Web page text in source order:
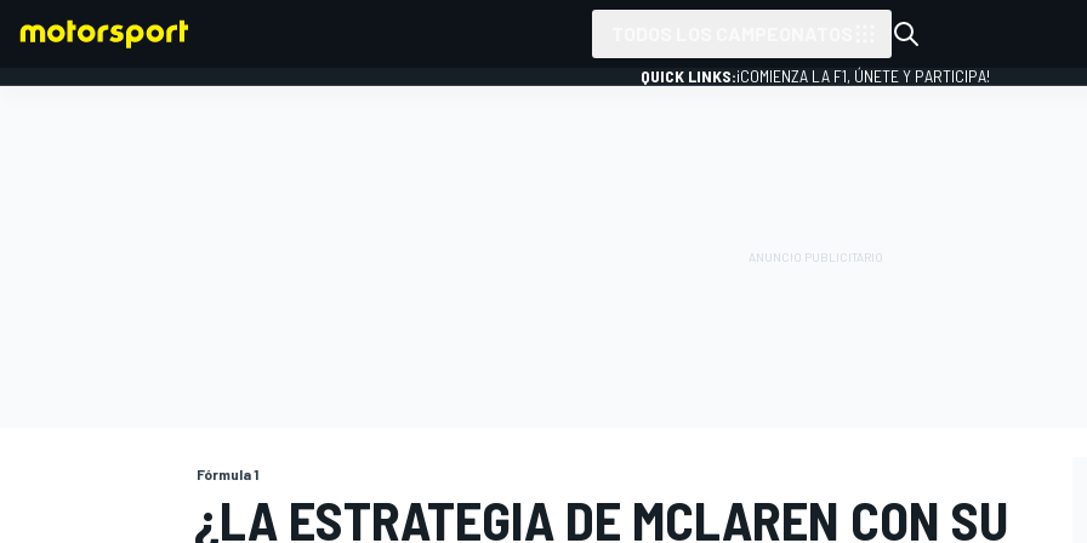
QUICK LINKS:¡COMIENZA LA F1, ÚNETE Y PARTICIPA!
Fórmula 1
¿LA ESTRATEGIA DE MCLAREN CON SU